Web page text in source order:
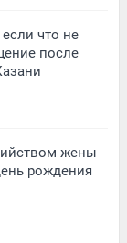
что не
после
жены
рождения